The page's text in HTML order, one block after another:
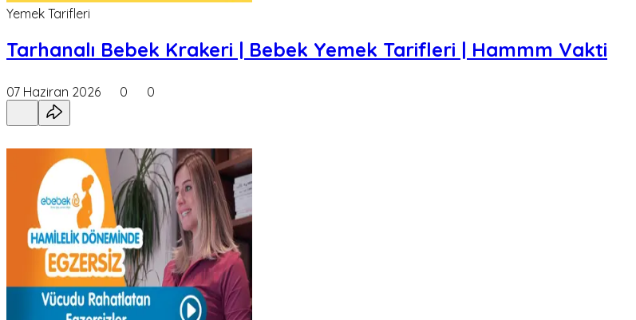
Yemek Tarifleri
Tarhanalı Bebek Krakeri | Bebek Yemek Tarifleri | Hammm Vakti
07 Haziran 2026 0 0